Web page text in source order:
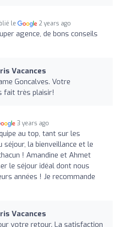
le 2 years ago
agence, de bons conseils
Vacances
Goncalves. Votre
fait très plaisir!
3 years ago
au top, tant sur les
la bienveillance et le
! Amandine et Ahmet
le séjour idéal dont nous
années ! Je recommande
Vacances
votre retour. La satisfaction